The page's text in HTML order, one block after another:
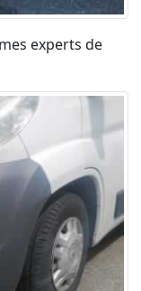
experts de